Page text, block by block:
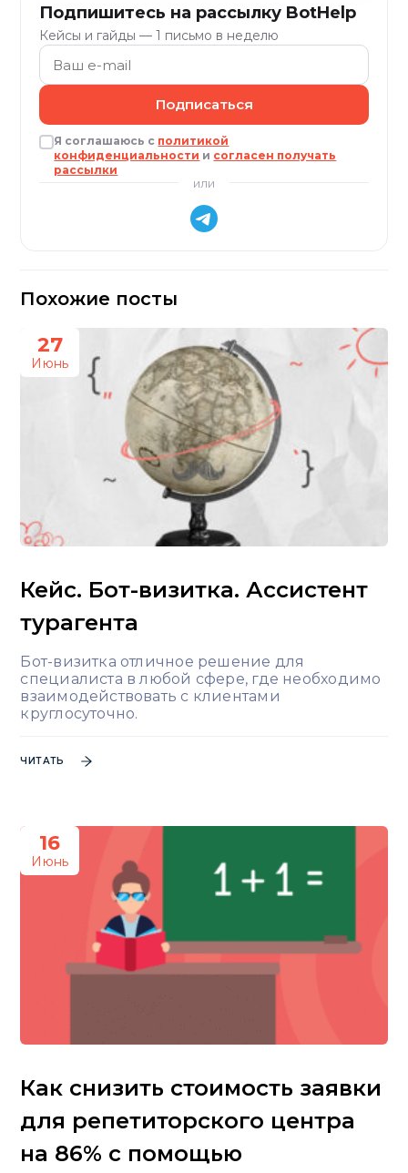
Подпишитесь на рассылку BotHelp
Кейсы и гайды — 1 письмо в неделю
Подписаться
Я соглашаюсь с политикой
конфиденциальности и согласен получать
рассылки
или
Похожие посты
27
Июнь
Кейс. Бот-визитка. Ассистент
турагента
Бот-визитка отличное решение для
специалиста в любой сфере, где необходимо
взаимодействовать с клиентами
круглосуточно.
ЧИТАТЬ
16
Июнь
Как снизить стоимость заявки
для репетиторского центра
на 86% с помощью